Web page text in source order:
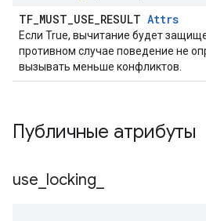
TF_MUST_USE_RESULT Attrs
Если True, вычитание будет
противном случае поведение не
вызывать меньше конфликтов.
Публичные атрибуты
use locking